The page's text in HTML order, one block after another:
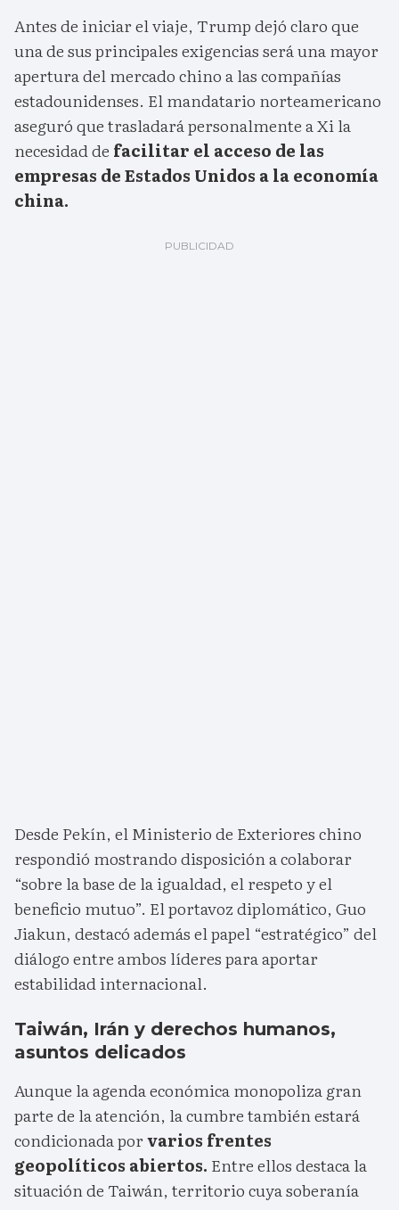
Antes de iniciar el viaje, Trump dejó claro que
una de sus principales exigencias será una mayor
apertura del mercado chino a las compañías
estadounidenses. El mandatario norteamericano
aseguró que trasladará personalmente a Xi la
necesidad de facilitar el acceso de las
empresas de Estados Unidos a la economía
china.
Desde Pekín, el Ministerio de Exteriores chino
respondió mostrando disposición a colaborar
“sobre la base de la igualdad, el respeto y el
beneficio mutuo”. El portavoz diplomático, Guo
Jiakun, destacó además el papel “estratégico” del
diálogo entre ambos líderes para aportar
estabilidad internacional.
Taiwán, Irán y derechos humanos,
asuntos delicados
Aunque la agenda económica monopoliza gran
parte de la atención, la cumbre también estará
condicionada porvarios frentes
geopolíticos abiertos. Entre ellos destaca la
situación de Taiwán, territorio cuya soberanía